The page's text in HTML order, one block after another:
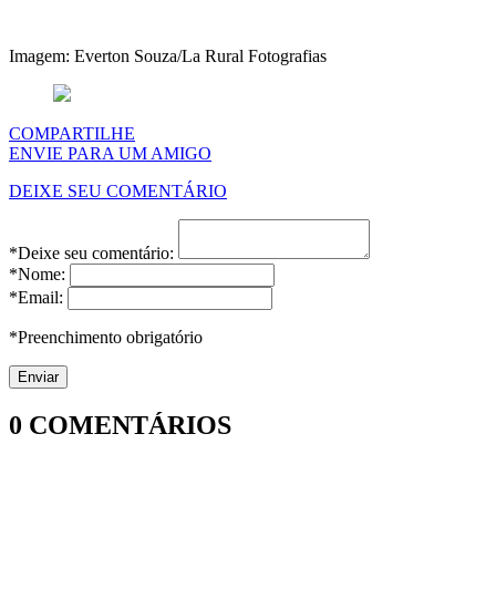
Imagem: Everton Souza/La Rural Fotografias
COMPARTILHE
ENVIE PARA UM AMIGO
DEIXE SEU COMENTÁRIO
*Deixe seu comentário:
*Nome:
*Email:
*Preenchimento obrigatório
0 COMENTÁRIOS